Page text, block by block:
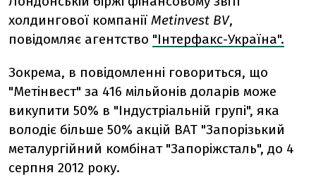
холдингової компанії Metinvest BV,
повідомляє агентство "Інтерфакс-Україна".
Зокрема, в повідомленні говориться, що
"Метінвест" за 416 мільйонів доларів може
викупити 50% в "Індустріальній групі", яка
володіє більше 50% акцій ВАТ "Запорізький
металургійний комбінат "Запоріжсталь", до 4
серпня 2012 року.